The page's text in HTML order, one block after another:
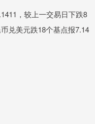
，较上一交易日下跌8
兑美元跌18个基点报7.14